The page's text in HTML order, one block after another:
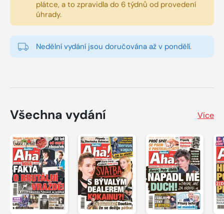
plátce, a to zpravidla do 6 týdnů od provedení
úhrady.
Nedělní vydání jsou doručována až v pondělí.
Všechna vydání Více